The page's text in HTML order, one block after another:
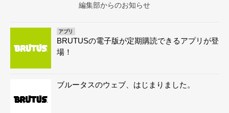
編集部からのお知らせ
アプリ
BRUTUSの電子版が定期購読できるアプリが登
場！
ブルータスのウェブ、はじまりました。